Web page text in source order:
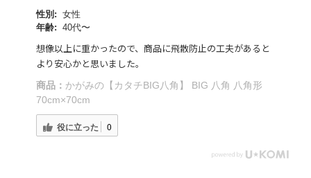
性別: 女性
年齢: 40代〜
想像以上に重かったので、商品に飛散防止の工夫があると
より安心かと思いました。
商品： かがみの【カタチBIG八角】 BIG 八角 八角形
70cm×70cm
役に立った 0